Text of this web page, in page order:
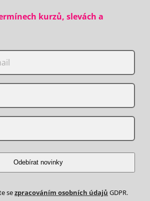
kurzů, slevách a
Odebírat novinky
sezpracováním osobních údajů GDPR.